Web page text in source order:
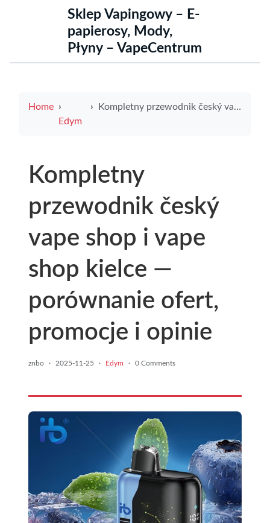
Sklep Vapingowy – E-
papierosy, Mody,
Płyny – VapeCentrum
Home
Edym
Kompletny przewodnik český vape shop i vape shop kielce — porównanie ofert, promocje i opinie
Kompletny
przewodnik český
vape shop i vape
shop kielce —
porównanie ofert,
promocje i opinie
znbo · 2025-11-25 · Edym · 0 Comments